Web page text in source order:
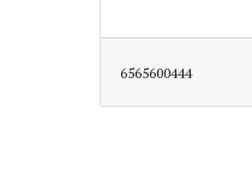
6565600444